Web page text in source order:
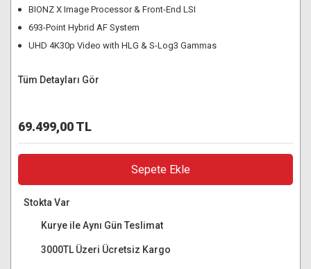
BIONZ X Image Processor & Front-End LSI
693-Point Hybrid AF System
UHD 4K30p Video with HLG & S-Log3 Gammas
Tüm Detayları Gör
69.499,00 TL
Sepete Ekle
Stokta Var
Kurye ile Aynı Gün Teslimat
3000TL Üzeri Ücretsiz Kargo